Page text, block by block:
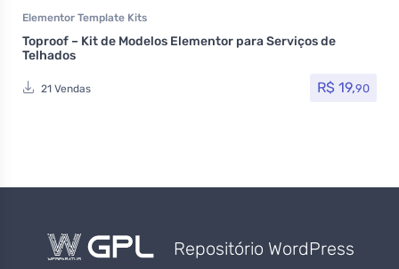
Elementor Template Kits
Toproof – Kit de Modelos Elementor para Serviços de
Telhados
21 Vendas R$ 19,90
Repositório WordPress